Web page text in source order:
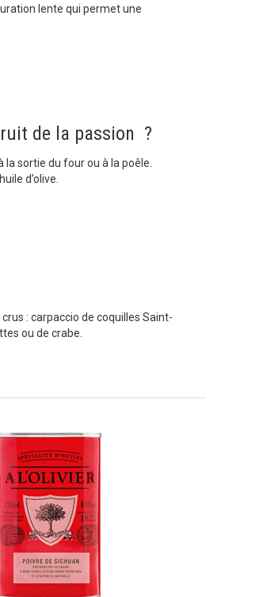
lente qui permet une
de la passion ?
la sortie du four ou à la poêle.
d’olive.
: carpaccio de coquilles Saint-
ou de crabe.